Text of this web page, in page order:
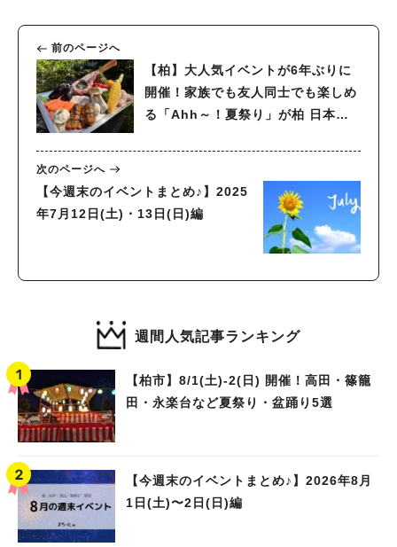
前のページへ
【柏】大人気イベントが6年ぶりに
開催！家族でも友人同士でも楽しめ
る「Ahh～！夏祭り」が柏 日本閣
次のページへ
【今週末のイベントまとめ♪】2025
年7月12日(土)・13日(日)編
週間人気記事ランキング
【柏市】8/1(土)‐2(日) 開催！高田・篠籠
田・永楽台など夏祭り・盆踊り5選
【今週末のイベントまとめ♪】2026年8月
1日(土)〜2日(日)編